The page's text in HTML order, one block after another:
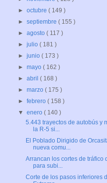
►octubre( 149 )
►septiembre( 155 )
►agosto( 117 )
►julio( 181 )
►junio( 173 )
►mayo( 162 )
►abril( 168 )
►marzo( 175 )
►febrero( 158 )
▼enero( 140 )
5.443 trayectos de autobús y
la R-5 si...
El Poblado Dirigido de
nueva comu...
Arrancan los cortes de tráfico
para subi...
Corte de los pasos inferiores